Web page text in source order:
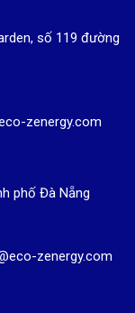
số 119 đường
zenergy.com
phố Đà Nẵng
zenergy.com